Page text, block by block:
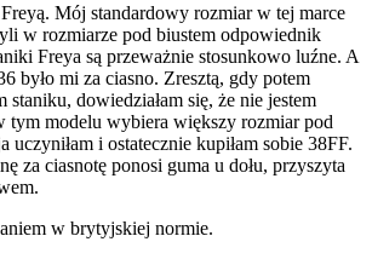
Mój standardowy rozmiar w tej marce
w rozmiarze pod biustem odpowiednik
Freya są przeważnie stosunkowo luźne. A
było mi za ciasno. Zresztą, gdy potem
staniku, dowiedziałam się, że nie jestem
tym modelu wybiera większy rozmiar pod
uczyniłam i ostatecznie kupiłam sobie 38FF.
za ciasnotę ponosi guma u dołu, przyszyta
w brytyjskiej normie.